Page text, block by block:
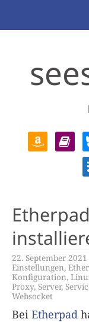
22. September 2021
Einstellungen,
Konfiguration,
Proxy, Server,
Websocket
Bei Etherpad